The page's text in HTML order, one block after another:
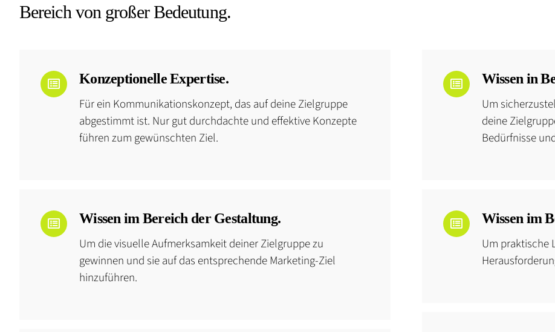
Bereich von großer Bedeutung.
Konzeptionelle Expertise.
Für ein Kommunikationskonzept, das auf deine Zielgruppe
abgestimmt ist. Nur gut durchdachte und effektive Konzepte
führen zum gewünschten Ziel.
Wissen im Bereich der Gestaltung.
Um die visuelle Aufmerksamkeit deiner Zielgruppe zu
gewinnen und sie auf das entsprechende Marketing-Ziel
hinzuführen.
Wissen in
Um
deine
Bedürfnisse
Wissen im
Um praktische